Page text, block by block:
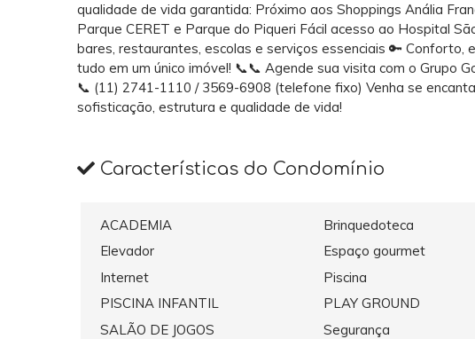
qualidade de vida garantida: Próximo aos Shoppings Anália
Parque CERET e Parque do Piqueri Fácil acesso ao Hospital
bares, restaurantes, escolas e serviços essenciais 🔑 Conforto,
tudo em um único imóvel! 📞📞 Agende sua visita com o Grupo
📞 (11) 2741-1110 / 3569-6908 (telefone fixo) Venha se
sofisticação, estrutura e qualidade de vida!
Características do Condomínio
ACADEMIA Brinquedoteca
Elevador
Espaço gourmet
Internet
Piscina
PISCINA INFANTIL
PLAY GROUND
SALÃO DE JOGOS
Segurança